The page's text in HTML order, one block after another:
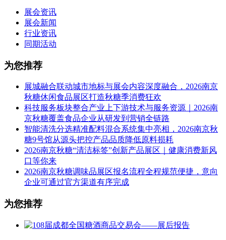
展会资讯
展会新闻
行业资讯
同期活动
为您推荐
展城融合联动城市地标与展会内容深度融合，2026南京
秋糖休闲食品展区打造秋糖季消费狂欢
科技服务板块整合产业上下游技术与服务资源｜2026南
京秋糖覆盖食品企业从研发到营销全链路
智能清洗分选精准配料混合系统集中亮相，2026南京秋
糖9号馆从源头把控产品品质降低原料损耗
2026南京秋糖“清洁标签”创新产品展区｜健康消费新风
口等你来
2026南京秋糖调味品展区报名流程全程规范便捷，意向
企业可通过官方渠道有序完成
为您推荐